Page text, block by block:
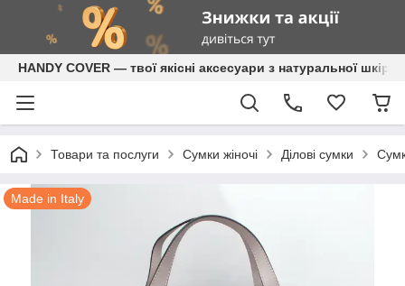
HANDY COVER — твої якісні аксесуари з натуральної шкіри
Товари та послуги Сумки жіночі Ділові сумки
Made in Italy